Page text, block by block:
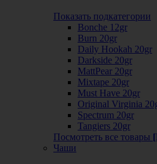
Показать подкатегории
Bonche 12gr
Burn 20gr
Daily Hookah 20gr
Darkside 20gr
MattPear 20gr
Mixtape 20gr
Must Have 20gr
Original Virginia
Spectrum 20gr
Tangiers 20gr
Посмотреть все товары
Чаши